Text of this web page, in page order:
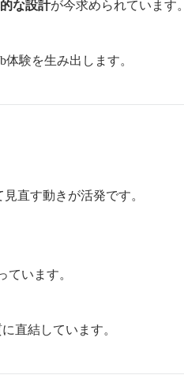
な設計が今求められています。
験を生み出します。
直す動きが活発です。
います。
直結しています。